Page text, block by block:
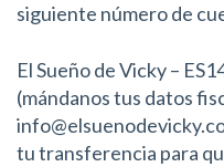
siguiente número de
El Sueño de Vicky –
(mándanos tus datos
tu transferencia para